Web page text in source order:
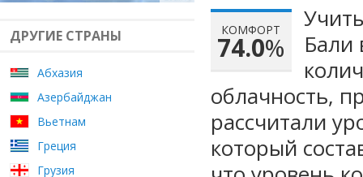
ДРУГИЕ СТРАНЫ
Абхазия
Азербайджан
Вьетнам
Греция
Грузия
КОМФОРТ
74.0%
Бали
облачность,
рассчитали
который